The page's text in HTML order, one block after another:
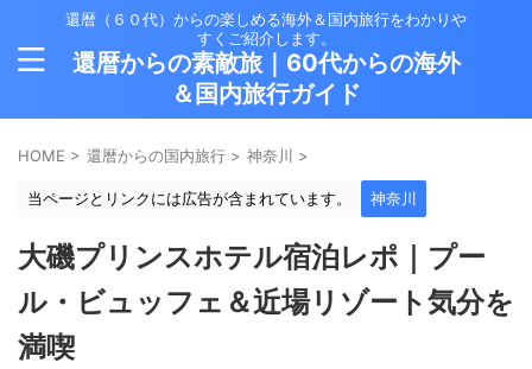
還暦（６０代）からの楽しめる海外＆国内旅行をわかりや
すくご紹介します。
還暦からの素敵旅｜60代からの海外
＆国内旅行ガイド
HOME > 還暦からの国内旅行 > 神奈川 >
当ページとリンクには広告が含まれています。 神奈川
大磯プリンスホテル宿泊レポ｜プー
ル・ビュッフェ＆近場リゾート気分を
満喫